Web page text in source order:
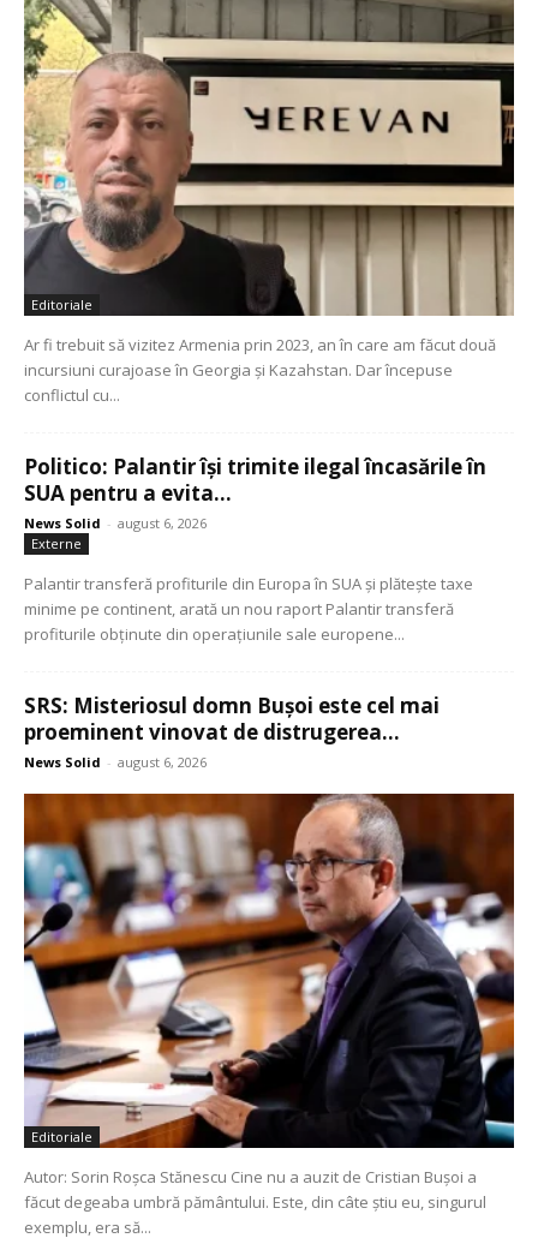
Editoriale
Ar fi trebuit să vizitez Armenia prin 2023, an în care am făcut două
incursiuni curajoase în Georgia și Kazahstan. Dar începuse
conflictul cu...
Politico: Palantir își trimite ilegal încasările în
SUA pentru a evita...
News Solid - august 6, 2026
Externe
Palantir transferă profiturile din Europa în SUA și plătește taxe
minime pe continent, arată un nou raport Palantir transferă
profiturile obținute din operațiunile sale europene...
SRS: Misteriosul domn Bușoi este cel mai
proeminent vinovat de distrugerea...
News Solid - august 6, 2026
Editoriale
Autor: Sorin Roșca Stănescu Cine nu a auzit de Cristian Bușoi a
făcut degeaba umbră pământului. Este, din câte știu eu, singurul
exemplu, era să...